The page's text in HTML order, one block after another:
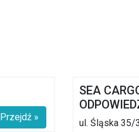
Przejdź »
SEA
ul. Śląska 35/